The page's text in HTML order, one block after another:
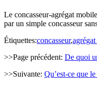
Le concasseur-agrégat
par un simple concasseur
Étiquettes:concasseur,
>>Page précédent: De quoi
>>Suivante: Qu’est-ce que